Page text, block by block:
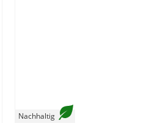
Nachhaltig